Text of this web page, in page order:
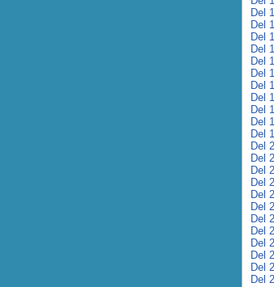
Del
Del
Del
Del
Del
Del
Del
Del
Del
Del
Del
Del
Del
Del
Del
Del
Del
Del
Del
Del
Del
Del
Del